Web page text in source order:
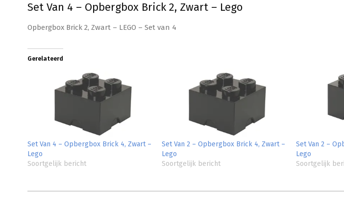
Set Van 4 – Opbergbox Brick 2, Zwart – Lego
Opbergbox Brick 2, Zwart – LEGO – Set van 4
Gerelateerd
Set Van 4 – Opbergbox Brick 4, Zwart –
Lego
Soortgelijk bericht
Set Van 2 – Opbergbox Brick 4, Zwart –
Lego
Soortgelijk bericht
Set Van 2 –
Lego
Soortgelijk